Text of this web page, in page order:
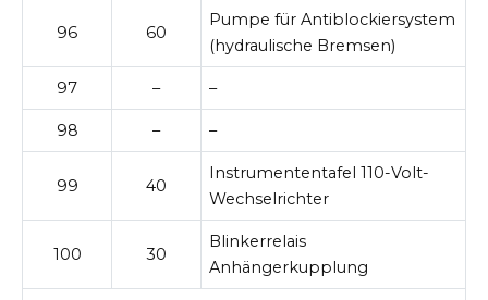
96 60
Pumpe für Antiblockiersystem
(hydraulische Bremsen)
97 – –
98 – –
99 40
Instrumententafel 110-Volt-
Wechselrichter
100 30
Blinkerrelais
Anhängerkupplung